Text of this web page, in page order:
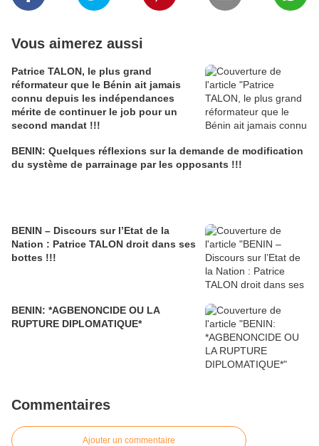
Vous aimerez aussi
Patrice TALON, le plus grand
réformateur que le Bénin ait jamais
connu depuis les indépendances
mérite de continuer le job pour un
second mandat !!!
BENIN: Quelques réflexions sur la demande de modification
du système de parrainage par les opposants !!!
BENIN – Discours sur l’Etat de la
Nation : Patrice TALON droit dans ses
bottes !!!
BENIN: *AGBENONCIDE OU LA
RUPTURE DIPLOMATIQUE*
Commentaires
Ajouter un commentaire